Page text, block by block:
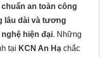
an toàn công
lâu dài và tương
hiện đại. Những
tại KCN An Hạ chắc